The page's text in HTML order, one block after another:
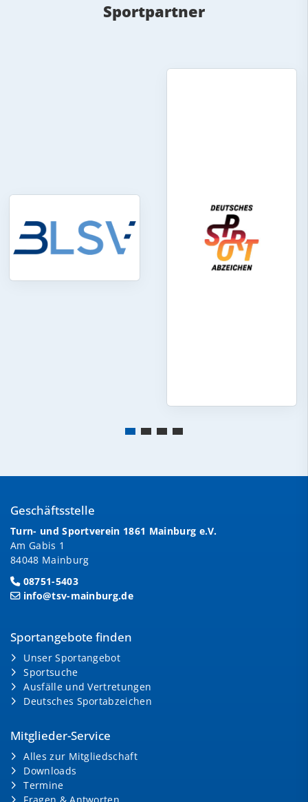
Sportpartner
Geschäftsstelle
Turn- und Sportverein 1861 Mainburg e.V.
Am Gabis 1
84048 Mainburg
08751-5403
info@tsv-mainburg.de
Sportangebote finden
Unser Sportangebot
Sportsuche
Ausfälle und Vertretungen
Deutsches Sportabzeichen
Mitglieder-Service
Alles zur Mitgliedschaft
Downloads
Termine